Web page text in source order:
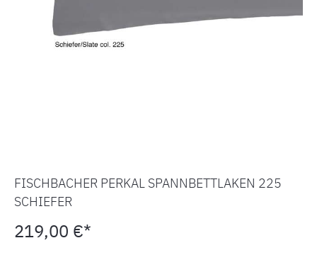
FISCHBACHER PERKAL SPANNBETTLAKEN 225
SCHIEFER
219,00 €*